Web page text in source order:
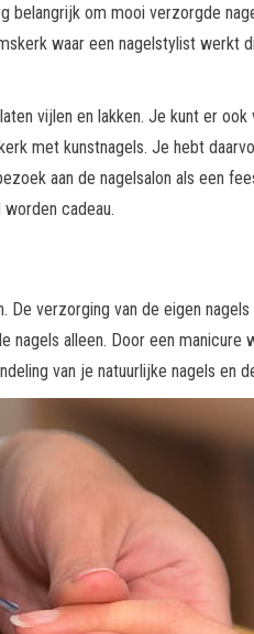
belangrijk om mooi verzorgde
waar een nagelstylist werkt
vijlen en lakken. Je kunt er
met kunstnagels. Je hebt
aan de nagelsalon als een
cadeau.
verzorging van de eigen nagels
nagels alleen. Door een manicure
van je natuurlijke nagels en